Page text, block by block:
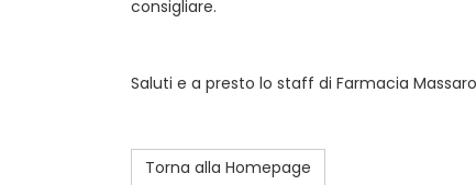
consigliare.
Saluti e a presto lo staff di Farmacia
Torna alla Homepage